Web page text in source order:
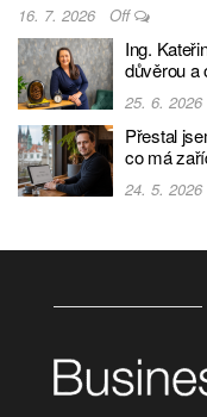
16. 7. 2026 Off
Ing.
důvěrou a
25. 6. 2026
Přestal
co má
24. 5. 2026